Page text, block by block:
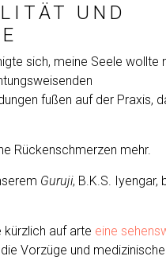
UND
sich, meine Seele wollte
fußen auf der Praxis,
Rückenschmerzen mehr.
Guruji, B.K.S. Iyengar,
kürzlich auf arte eine
Vorzüge und